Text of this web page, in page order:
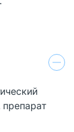
препарат